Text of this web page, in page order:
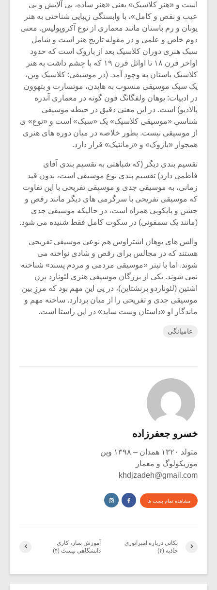
است و «هنر کلاسیک» یعنی «هنر ساده، بی آلایش و بی
عیب و نقص و کامل»، با وابستگی زیبایی شناختی به هنر
یونان و رم باستان مانند معماری از نوع آکروپولیس. معنی
دوم خاص و علمی و در مقوله تاریخ هنر است و شامل
سبک هنری دوران کلاسیک بعد از باروک است که حدود
اواخر قرن ۱۸ تا اوائل قرن ۱۹ که با چشم داشت به هنر
کلاسیک باستان به وجود آمد. (در موسیقی: کلاسیک وین،
یک سبک موسیقی منسوب به هایدن، موتسارت و بتهوون
در ادبیات: یوهان ولفگانگ فون گوته در معماری آندره
پالادیو) است. در این معنی دقیق در حیطه موسیقی
شناسی «موسیقی کلاسیک» یک «سبک» است و «نوع» ی
از موسیقی نیست. بطور خلاصه در میان دوره های هنری
همجوار «باروک» و «رمانتیک» قرار دارد.
تقسیم بندی دیگر (که شباهتی به تقسیم بندی آقای
فاطمی دارد) تقسیم بندی نوع موسیقی است، بدون قید
زمانی، به موسیقی جدی و موسیقی تفریحی با این تفاوت
که موسیقی تفریحی با سرگرمی های دیگر مانند رقص و
جشن و پایکوبی همراه است، در حالیکه موسیقی جدی
(مانند یک سمفونی) در سکوت کامل فقط شنیده می شود.
والس های یوهان اشتراوس هم نوعی موسیقی تفریحی
هستند که در مجالس برای رقص و شادی نواخته می
شوند. اما با تیتر «موسیقی مردمی و مردم پسند» شناخته
نمی شوند. یکی از بزرگان موسیقی هنری لئونارد برن
اشتین (لئوناردو برنشتاین)، در پی این مهم بود که مرزِ بین
موسیقی جدی و تفریحی را از میان بردارد. ساخته مهم و
ماندگار او «داستان وست ساید» در این راستا است.
عامیانگی
خسرو جعفرزاده
متولد ۱۳۲۰ همدان – ۱۳۹۸ وین
موزیکولوگ و معمار
khdjzadeh@gmail.com
مشاهده تمام پست ها
آموزش ساز، کاری
دانشگاهی نیست (۴)
نکاتی درباره امپراتوری
جاذبه (۴)